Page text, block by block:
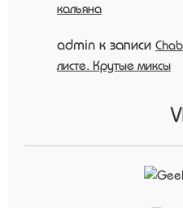
кальяна
admin к записи
листе. Крутые миксы